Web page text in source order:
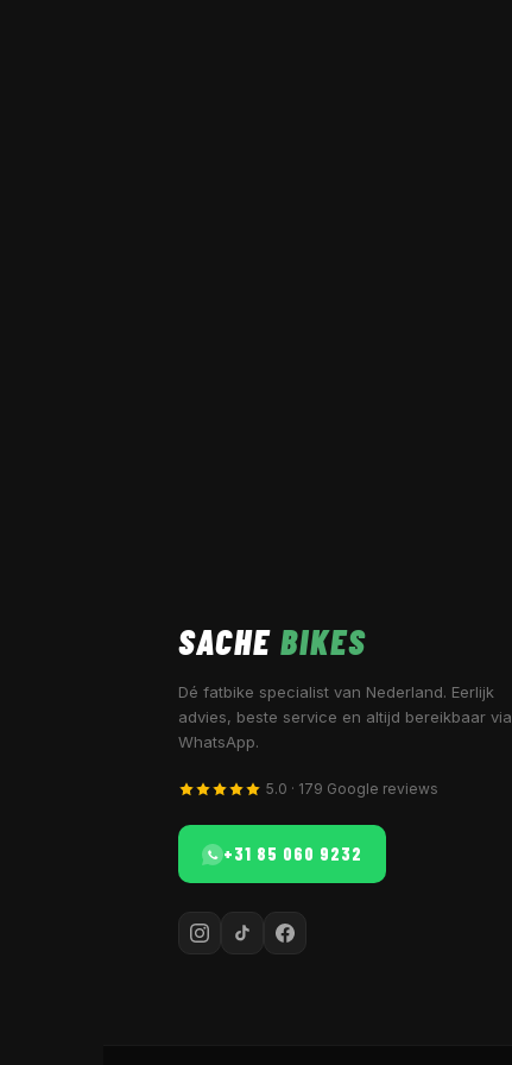
SACHE BIKES
Dé fatbike specialist van Nederland. Eerlijk
advies, beste service en altijd bereikbaar via
WhatsApp.
5.0 · 179 Google reviews
+31 85 060 9232